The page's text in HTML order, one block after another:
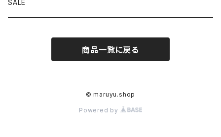
スカート
トート
SALE
商品一覧に戻る
© maruyu.shop
Powered by